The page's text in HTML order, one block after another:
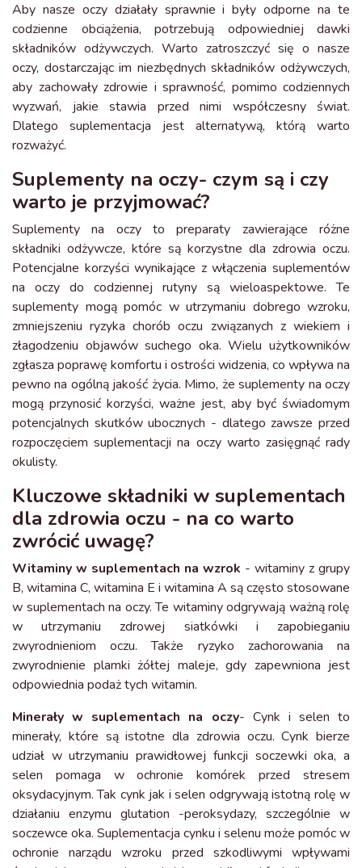
Aby nasze oczy działały sprawnie i były odporne na te
codzienne obciążenia, potrzebują odpowiedniej dawki
składników odżywczych. Warto zatroszczyć się o nasze
oczy, dostarczając im niezbędnych składników odżywczych,
aby zachowały zdrowie i sprawność, pomimo codziennych
wyzwań, jakie stawia przed nimi współczesny świat.
Dlatego suplementacja jest alternatywą, którą warto
rozważyć.
Suplementy na oczy- czym są i czy
warto je przyjmować?
Suplementy na oczy to preparaty zawierające różne
składniki odżywcze, które są korzystne dla zdrowia oczu.
Potencjalne korzyści wynikające z włączenia suplementów
na oczy do codziennej rutyny są wieloaspektowe. Te
suplementy mogą pomóc w utrzymaniu dobrego wzroku,
zmniejszeniu ryzyka chorób oczu związanych z wiekiem i
złagodzeniu objawów suchego oka. Wielu użytkowników
zgłasza poprawę komfortu i ostrości widzenia, co wpływa na
pewno na ogólną jakość życia. Mimo, że suplementy na oczy
mogą przynosić korzyści, ważne jest, aby być świadomym
potencjalnych skutków ubocznych - dlatego zawsze przed
rozpoczęciem suplementacji na oczy warto zasięgnąć rady
okulisty.
Kluczowe składniki w suplementach
dla zdrowia oczu - na co warto
zwrócić uwagę?
Witaminy w suplementach na wzrok - witaminy z grupy
B, witamina C, witamina E i witamina A są często stosowane
w suplementach na oczy. Te witaminy odgrywają ważną rolę
w utrzymaniu zdrowej siatkówki i zapobieganiu
zwyrodnieniom oczu. Także ryzyko zachorowania na
zwyrodnienie plamki żółtej maleje, gdy zapewniona jest
odpowiednia podaż tych witamin.
Minerały w suplementach na oczy- Cynk i selen to
minerały, które są istotne dla zdrowia oczu. Cynk bierze
udział w utrzymaniu prawidłowej funkcji soczewki oka, a
selen pomaga w ochronie komórek przed stresem
oksydacyjnym. Tak cynk jak i selen odgrywają istotną rolę w
działaniu enzymu glutation -peroksydazy, szczególnie w
soczewce oka. Suplementacja cynku i selenu może pomóc w
ochronie narządu wzroku przed szkodliwymi wpływami